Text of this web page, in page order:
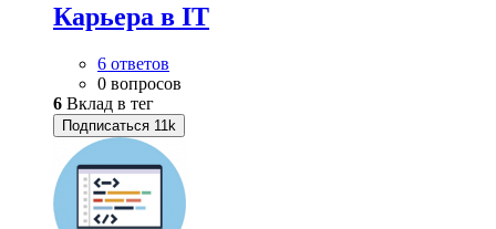
Карьера в IT
6 ответов
0 вопросов
6 Вклад в тег
Подписаться 11k